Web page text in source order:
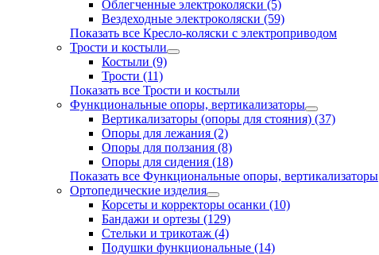
Облегченные электроколяски (5)
Вездеходные электроколяски (59)
Показать все Кресло-коляски с электроприводом
Трости и костыли
Костыли (9)
Трости (11)
Показать все Трости и костыли
Функциональные опоры, вертикализаторы
Вертикализаторы (опоры для стояния) (37)
Опоры для лежания (2)
Опоры для ползания (8)
Опоры для сидения (18)
Показать все Функциональные опоры, вертикализаторы
Ортопедические изделия
Корсеты и корректоры осанки (10)
Бандажи и ортезы (129)
Стельки и трикотаж (4)
Подушки функциональные (14)